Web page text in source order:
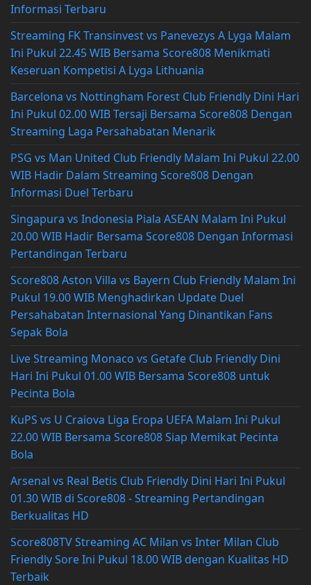
Informasi Terbaru
Streaming FK Transinvest vs Panevezys A Lyga Malam
Ini Pukul 22.45 WIB Bersama Score808 Menikmati
Keseruan Kompetisi A Lyga Lithuania
Barcelona vs Nottingham Forest Club Friendly Dini Hari
Ini Pukul 02.00 WIB Tersaji Bersama Score808 Dengan
Streaming Laga Persahabatan Menarik
PSG vs Man United Club Friendly Malam Ini Pukul 22.00
WIB Hadir Dalam Streaming Score808 Dengan
Informasi Duel Terbaru
Singapura vs Indonesia Piala ASEAN Malam Ini Pukul
20.00 WIB Hadir Bersama Score808 Dengan Informasi
Pertandingan Terbaru
Score808 Aston Villa vs Bayern Club Friendly Malam Ini
Pukul 19.00 WIB Menghadirkan Update Duel
Persahabatan Internasional Yang Dinantikan Fans
Sepak Bola
Live Streaming Monaco vs Getafe Club Friendly Dini
Hari Ini Pukul 01.00 WIB Bersama Score808 untuk
Pecinta Bola
KuPS vs U Craiova Liga Eropa UEFA Malam Ini Pukul
22.00 WIB Bersama Score808 Siap Memikat Pecinta
Bola
Arsenal vs Real Betis Club Friendly Dini Hari Ini Pukul
01.30 WIB di Score808 - Streaming Pertandingan
Berkualitas HD
Score808TV Streaming AC Milan vs Inter Milan Club
Friendly Sore Ini Pukul 18.00 WIB dengan Kualitas HD
Terbaik